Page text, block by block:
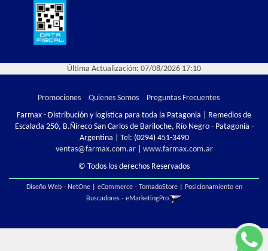
Última Actualización: 07/08/2026 17:10
Promociones Quienes Somos
Preguntas Frecuentes
Farmax - Distribución y logística para toda la Patagonia | Remedios de
Escalada 250, B.Ñireco San Carlos de Bariloche, Río Negro - Patagonia -
Argentina | Tel: (0294) 451-3490
ventas@farmax.com.ar| www.farmax.com.ar
© Todos los derechos Reservados
Diseño Web - NetOne| eCommerce - TornadoStore|
Posicionamiento en
Buscadores - eMarketingPro